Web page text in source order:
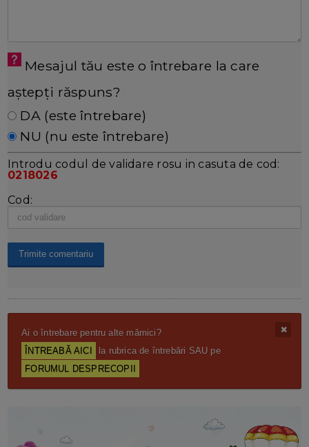
Mesajul tău este o întrebare la care
aștepți răspuns?
DA (este întrebare)
NU (nu este întrebare)
Introdu codul de validare rosu in casuta de cod:
0218026
Cod:
Ai o întrebare pentru alte mămici?
ÎNTREABĂ AICI
la rubrica de întrebări SAU pe
FORUMUL DESPRECOPII